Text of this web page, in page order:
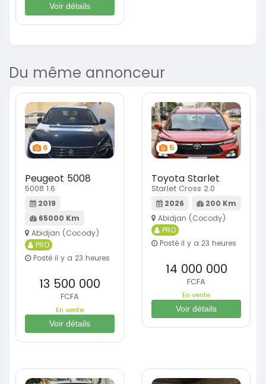
Voir détails
Du même annonceur
6
Peugeot 5008
5008 1.6
2019
65000 Km
Abidjan (Cocody)
PRO
Posté il y a 23 heures
13 500 000
FCFA
En vente
Voir détails
5
Toyota Starlet
Starlet Cross 2.0
2026
200 Km
Abidjan (Cocody)
PRO
Posté il y a 23 heures
14 000 000
FCFA
En vente
Voir détails